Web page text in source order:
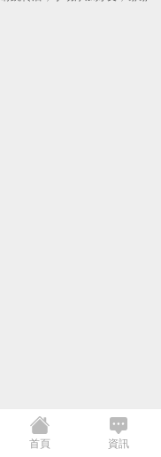
首頁 資訊